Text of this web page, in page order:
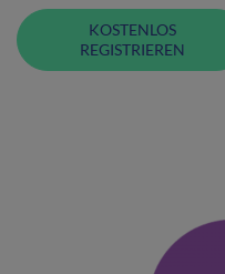
KOSTENLOS
REGISTRIEREN